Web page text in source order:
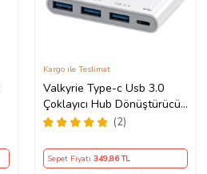
Valkyrie Type-c Usb 3.0
Çoklayıcı Hub Dönüştürücü
Çevirici Macbook, Type C
(2)
Kargo ile Teslimat
Sepet Fiyatı349,86 TL